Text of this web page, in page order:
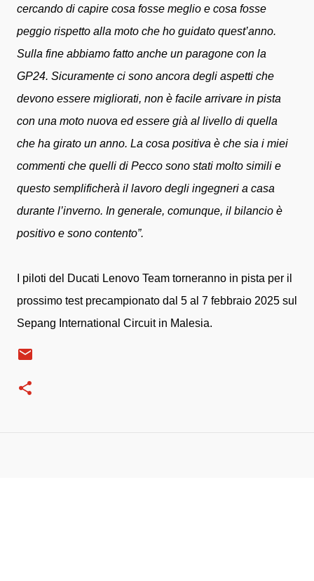
cercando di capire cosa fosse meglio e cosa fosse
peggio rispetto alla moto che ho guidato quest’anno.
Sulla fine abbiamo fatto anche un paragone con la
GP24. Sicuramente ci sono ancora degli aspetti che
devono essere migliorati, non è facile arrivare in pista
con una moto nuova ed essere già al livello di quella
che ha girato un anno. La cosa positiva è che sia i miei
commenti che quelli di Pecco sono stati molto simili e
questo semplificherà il lavoro degli ingegneri a casa
durante l’inverno. In generale, comunque, il bilancio è
positivo e sono contento”.
I piloti del Ducati Lenovo Team torneranno in pista per il
prossimo test precampionato dal 5 al 7 febbraio 2025 sul
Sepang International Circuit in Malesia.